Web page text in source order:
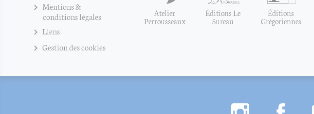
Mentions &
conditions légales
Liens
Gestion des cookies
Atelier
Perrousseaux
Éditions Le
Sureau
Éditions
Grégoriennes